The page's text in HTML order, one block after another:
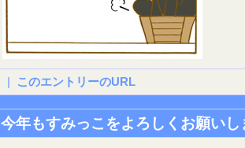
| このエントリーのURL
今年もすみっこをよろしくお願いし